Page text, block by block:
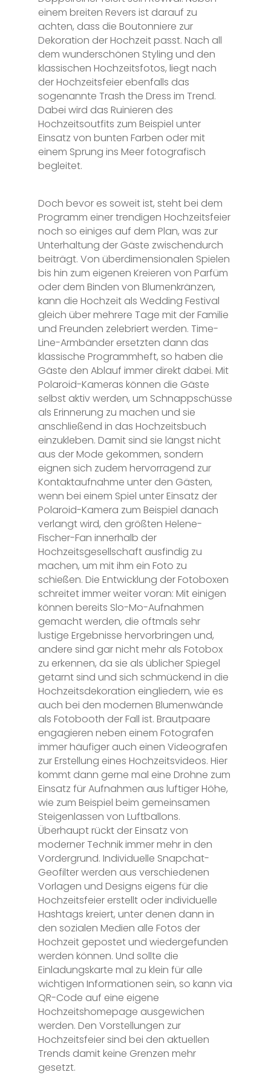
einem breiten Revers ist darauf zu
achten, dass die Boutonniere zur
Dekoration der Hochzeit passt. Nach all
dem wunderschönen Styling und den
klassischen Hochzeitsfotos, liegt nach
der Hochzeitsfeier ebenfalls das
sogenannte Trash the Dress im Trend.
Dabei wird das Ruinieren des
Hochzeitsoutfits zum Beispiel unter
Einsatz von bunten Farben oder mit
einem Sprung ins Meer fotografisch
begleitet.
Doch bevor es soweit ist, steht bei dem
Programm einer trendigen Hochzeitsfeier
noch so einiges auf dem Plan, was zur
Unterhaltung der Gäste zwischendurch
beiträgt. Von überdimensionalen Spielen
bis hin zum eigenen Kreieren von Parfüm
oder dem Binden von Blumenkränzen,
kann die Hochzeit als Wedding Festival
gleich über mehrere Tage mit der Familie
und Freunden zelebriert werden. Time-
Line-Armbänder ersetzten dann das
klassische Programmheft, so haben die
Gäste den Ablauf immer direkt dabei. Mit
Polaroid-Kameras können die Gäste
selbst aktiv werden, um Schnappschüsse
als Erinnerung zu machen und sie
anschließend in das Hochzeitsbuch
einzukleben. Damit sind sie längst nicht
aus der Mode gekommen, sondern
eignen sich zudem hervorragend zur
Kontaktaufnahme unter den Gästen,
wenn bei einem Spiel unter Einsatz der
Polaroid-Kamera zum Beispiel danach
verlangt wird, den größten Helene-
Fischer-Fan innerhalb der
Hochzeitsgesellschaft ausfindig zu
machen, um mit ihm ein Foto zu
schießen. Die Entwicklung der Fotoboxen
schreitet immer weiter voran: Mit einigen
können bereits Slo-Mo-Aufnahmen
gemacht werden, die oftmals sehr
lustige Ergebnisse hervorbringen und,
andere sind gar nicht mehr als Fotobox
zu erkennen, da sie als üblicher Spiegel
getarnt sind und sich schmückend in die
Hochzeitsdekoration eingliedern, wie es
auch bei den modernen Blumenwände
als Fotobooth der Fall ist. Brautpaare
engagieren neben einem Fotografen
immer häufiger auch einen Videografen
zur Erstellung eines Hochzeitsvideos. Hier
kommt dann gerne mal eine Drohne zum
Einsatz für Aufnahmen aus luftiger Höhe,
wie zum Beispiel beim gemeinsamen
Steigenlassen von Luftballons.
Überhaupt rückt der Einsatz von
moderner Technik immer mehr in den
Vordergrund. Individuelle Snapchat-
Geofilter werden aus verschiedenen
Vorlagen und Designs eigens für die
Hochzeitsfeier erstellt oder individuelle
Hashtags kreiert, unter denen dann in
den sozialen Medien alle Fotos der
Hochzeit gepostet und wiedergefunden
werden können. Und sollte die
Einladungskarte mal zu klein für alle
wichtigen Informationen sein, so kann via
QR-Code auf eine eigene
Hochzeitshomepage ausgewichen
werden. Den Vorstellungen zur
Hochzeitsfeier sind bei den aktuellen
Trends damit keine Grenzen mehr
gesetzt.